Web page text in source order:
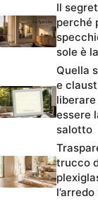
Il
perché
sole è
Quella
e
essere
salotto
trucco